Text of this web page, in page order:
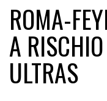
ROMA-
A
ULTRAS